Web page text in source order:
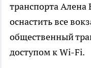
транспорта Алена
оснастить все
общественный
доступом к Wi-Fi.